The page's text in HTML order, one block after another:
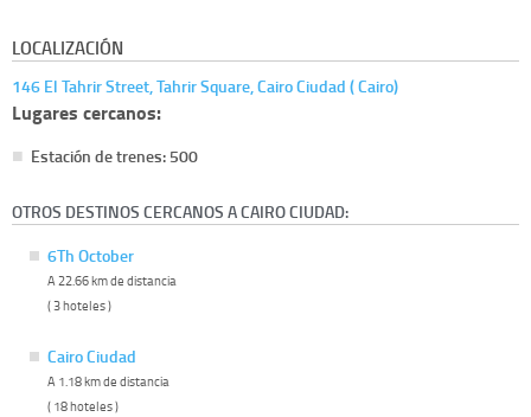
LOCALIZACIÓN
146 El Tahrir Street, Tahrir Square, Cairo Ciudad ( Cairo)
Lugares cercanos:
Estación de trenes: 500
OTROS DESTINOS CERCANOS A CAIRO CIUDAD:
6Th October
A 22.66 km de distancia
( 3 hoteles )
Cairo Ciudad
A 1.18 km de distancia
( 18 hoteles )